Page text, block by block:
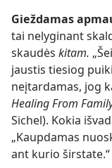
Gieždamas
tai nelyginant
skaudės kitam.
jaustis tiesiog
neįtardamas, jog
Healing From
Sichel). Kokia
„Kaupdamas
ant kurio širstate.“